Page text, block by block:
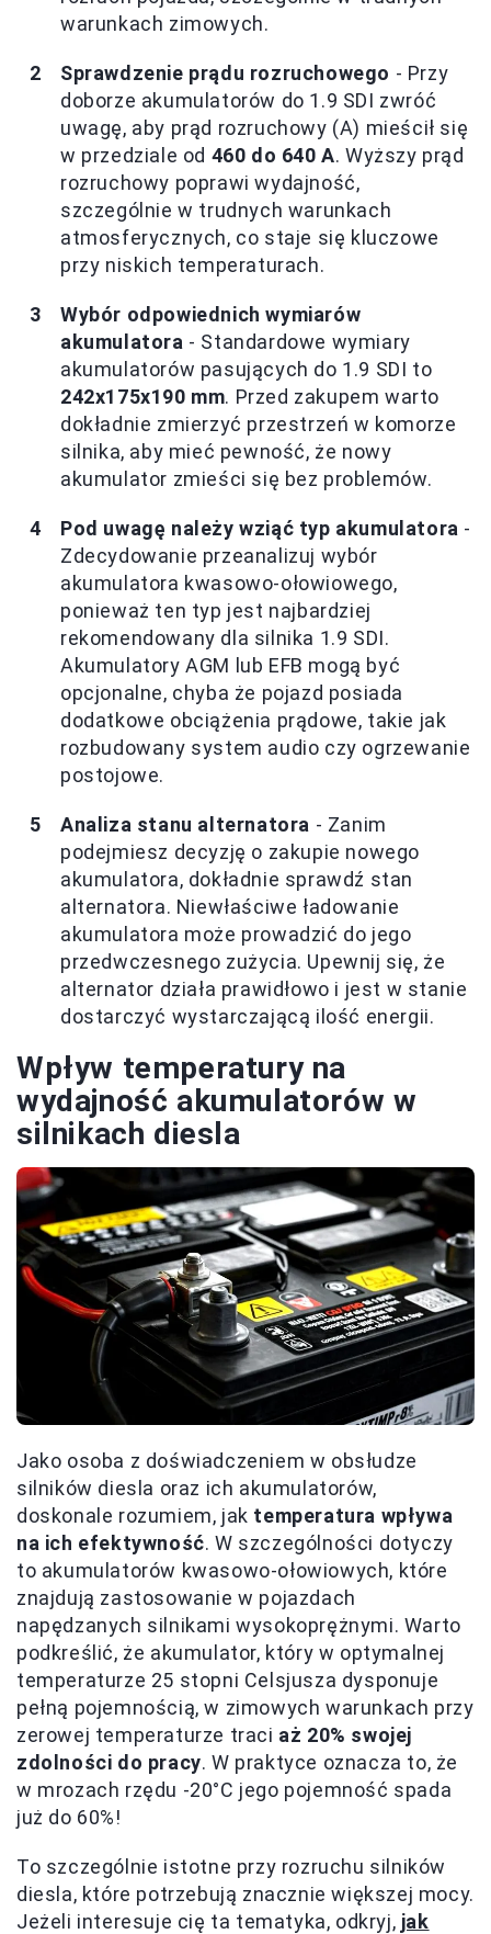
warunkach zimowych.
Sprawdzenie prądu rozruchowego - Przy
doborze akumulatorów do 1.9 SDI zwróć
uwagę, aby prąd rozruchowy (A) mieścił się
w przedziale od 460 do 640 A. Wyższy prąd
rozruchowy poprawi wydajność,
szczególnie w trudnych warunkach
atmosferycznych, co staje się kluczowe
przy niskich temperaturach.
Wybór odpowiednich wymiarów
akumulatora - Standardowe wymiary
akumulatorów pasujących do 1.9 SDI to
242x175x190 mm. Przed zakupem warto
dokładnie zmierzyć przestrzeń w komorze
silnika, aby mieć pewność, że nowy
akumulator zmieści się bez problemów.
Pod uwagę należy wziąć typ akumulatora -
Zdecydowanie przeanalizuj wybór
akumulatora kwasowo-ołowiowego,
ponieważ ten typ jest najbardziej
rekomendowany dla silnika 1.9 SDI.
Akumulatory AGM lub EFB mogą być
opcjonalne, chyba że pojazd posiada
dodatkowe obciążenia prądowe, takie jak
rozbudowany system audio czy ogrzewanie
postojowe.
Analiza stanu alternatora - Zanim
podejmiesz decyzję o zakupie nowego
akumulatora, dokładnie sprawdź stan
alternatora. Niewłaściwe ładowanie
akumulatora może prowadzić do jego
przedwczesnego zużycia. Upewnij się, że
alternator działa prawidłowo i jest w stanie
dostarczyć wystarczającą ilość energii.
Wpływ temperatury na
wydajność akumulatorów w
silnikach diesla
Jako osoba z doświadczeniem w obsłudze
silników diesla oraz ich akumulatorów,
doskonale rozumiem, jak temperatura wpływa
na ich efektywność. W szczególności dotyczy
to akumulatorów kwasowo-ołowiowych, które
znajdują zastosowanie w pojazdach
napędzanych silnikami wysokoprężnymi. Warto
podkreślić, że akumulator, który w optymalnej
temperaturze 25 stopni Celsjusza dysponuje
pełną pojemnością, w zimowych warunkach przy
zerowej temperaturze traci aż 20% swojej
zdolności do pracy. W praktyce oznacza to, że
w mrozach rzędu -20°C jego pojemność spada
już do 60%!
To szczególnie istotne przy rozruchu silników
diesla, które potrzebują znacznie większej mocy.
Jeżeli interesuje cię ta tematyka, odkryj, jak